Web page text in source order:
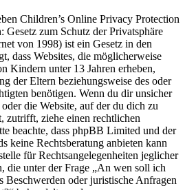
Children’s Online Privacy Protection
Gesetz zum Schutz der Privatsphäre
von 1998) ist ein Gesetz in den
dass Websites, die möglicherweise
Kindern unter 13 Jahren erheben,
der Eltern beziehungsweise des oder
benötigen. Wenn du dir unsicher
die Website, auf der du dich zu
zutrifft, ziehe einen rechtlichen
beachte, dass phpBB Limited und der
keine Rechtsberatung anbieten kann
für Rechtsangelegenheiten jeglicher
die unter der Frage „An wen soll ich
Beschwerden oder juristische Anfragen